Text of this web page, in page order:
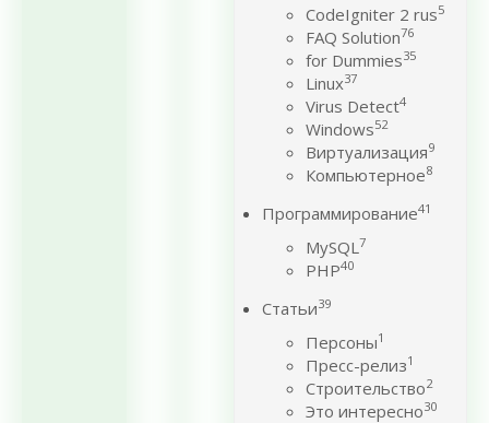
CodeIgniter 2 rus5
FAQ Solution76
for Dummies35
Linux37
Virus Detect4
Windows52
Виртуализация9
Компьютерное8
Программирование41
MySQL7
PHP40
Статьи39
Персоны1
Пресс-релиз1
Строительство2
Это интересно30